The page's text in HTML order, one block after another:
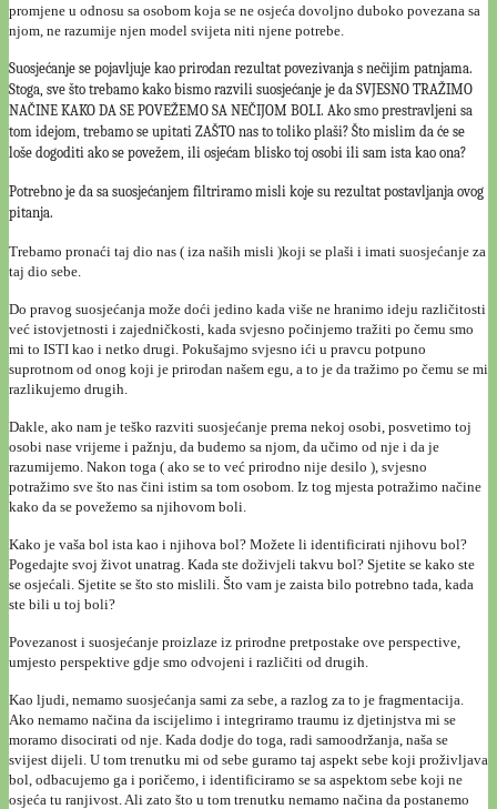
promjene u odnosu sa osobom koja se ne osjeća dovoljno duboko povezana sa
njom, ne razumije njen model svijeta niti njene potrebe.
Suosjećanje se pojavljuje kao prirodan rezultat povezivanja s nečijim patnjama.
Stoga, sve što trebamo kako bismo razvili suosjećanje je da SVJESNO TRAŽIMO
NAČINE KAKO DA SE POVEŽEMO SA NEČIJOM BOLI. Ako smo prestravljeni sa
tom idejom, trebamo se upitati ZAŠTO nas to toliko plaši? Što mislim da će se
loše dogoditi ako se povežem, ili osjećam blisko toj osobi ili sam ista kao ona?
Potrebno je da sa suosjećanjem filtriramo misli koje su rezultat postavljanja ovog
pitanja.
Trebamo pronaći taj dio nas ( iza naših misli )koji se plaši i imati suosjećanje za
taj dio sebe.
Do pravog suosjećanja može doći jedino kada više ne hranimo ideju različitosti
već istovjetnosti i zajedničkosti, kada svjesno počinjemo tražiti po čemu smo
mi to ISTI kao i netko drugi. Pokušajmo svjesno ići u pravcu potpuno
suprotnom od onog koji je prirodan našem egu, a to je da tražimo po čemu se mi
razlikujemo drugih.
Dakle, ako nam je teško razviti suosjećanje prema nekoj osobi, posvetimo toj
osobi nase vrijeme i pažnju, da budemo sa njom, da učimo od nje i da je
razumijemo. Nakon toga ( ako se to već prirodno nije desilo ), svjesno
potražimo sve što nas čini istim sa tom osobom. Iz tog mjesta potražimo načine
kako da se povežemo sa njihovom boli.
Kako je vaša bol ista kao i njihova bol? Možete li identificirati njihovu bol?
Pogedajte svoj život unatrag. Kada ste doživjeli takvu bol? Sjetite se kako ste
se osjećali. Sjetite se što sto mislili. Što vam je zaista bilo potrebno tada, kada
ste bili u toj boli?
Povezanost i suosjećanje proizlaze iz prirodne pretpostake ove perspective,
umjesto perspektive gdje smo odvojeni i različiti od drugih.
Kao ljudi, nemamo suosjećanja sami za sebe, a razlog za to je fragmentacija.
Ako nemamo načina da iscijelimo i integriramo traumu iz djetinjstva mi se
moramo disocirati od nje. Kada dodje do toga, radi samoodržanja, naša se
svijest dijeli. U tom trenutku mi od sebe guramo taj aspekt sebe koji proživljava
bol, odbacujemo ga i poričemo, i identificiramo se sa aspektom sebe koji ne
osjeća tu ranjivost. Ali zato što u tom trenutku nemamo načina da postanemo